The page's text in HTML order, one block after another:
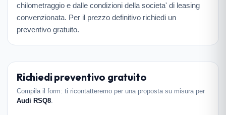
chilometraggio e dalle condizioni della societa' di leasing
convenzionata. Per il prezzo definitivo richiedi un
preventivo gratuito.
Richiedi preventivo gratuito
Compila il form: ti ricontatteremo per una proposta su misura per
Audi RSQ8.